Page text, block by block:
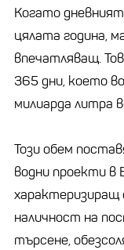
Когато
цялата година,
впечатляващ.
365 дни, което
милиарда литра
Този обем
водни проекти в
характеризиращ
наличност на
търсене,